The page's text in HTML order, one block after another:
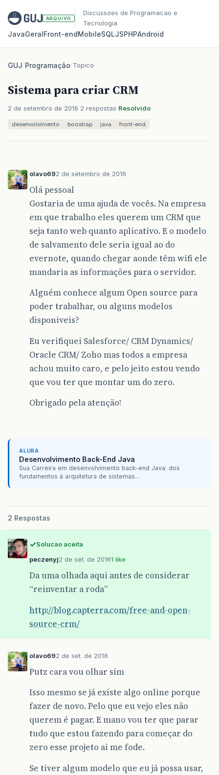
ARQUIVO
Discussoes de Programacao e
Tecnologia
JavaGeralFront‑endMobileSQLJSPHPAndroid
GUJ/Programação/Topico
Sistema para criar CRM
2 de setembro de 2016 2 respostas Resolvido
desenvolvimento boostrap java front-end
olavo692 de setembro de 2016
Olá pessoal
Gostaria de uma ajuda de vocês. Na empresa
em que trabalho eles querem um CRM que
seja tanto web quanto aplicativo. E o modelo
de salvamento dele seria igual ao do
evernote, quando chegar aonde têm wifi ele
mandaria as informações para o servidor.
Alguém conhece algum Open source para
poder trabalhar, ou alguns modelos
disponiveis?
Eu verifiquei Salesforce/ CRM Dynamics/
Oracle CRM/ Zoho mas todos a empresa
achou muito caro, e pelo jeito estou vendo
que vou ter que montar um do zero.
Obrigado pela atenção!
ALURA
Desenvolvimento Back-End Java
Sua Carreira em desenvolvimento back-end Java: dos
fundamentos à arquitetura de sistemas...
2 Respostas
Solucao aceita
peczenyj2 de set. de 20161 like
Da uma olhada aqui antes de considerar
“reinventar a roda”
http://blog.capterra.com/free-and-open-
source-crm/
olavo692 de set. de 2016
Putz cara vou olhar sim
Isso mesmo se já existe algo online porque
fazer de novo. Pelo que eu vejo eles não
querem é pagar. E mano vou ter que parar
tudo que estou fazendo para começar do
zero esse projeto ai me fode.
Se tiver algum modelo que eu já possa usar,